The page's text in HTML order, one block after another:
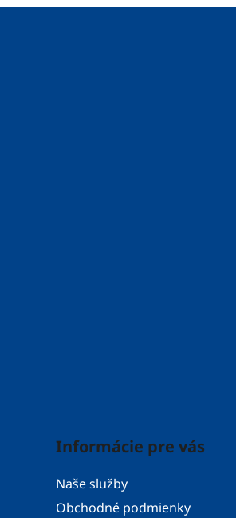
Z
Informácie pre vás
Naše služby
Obchodné podmienky